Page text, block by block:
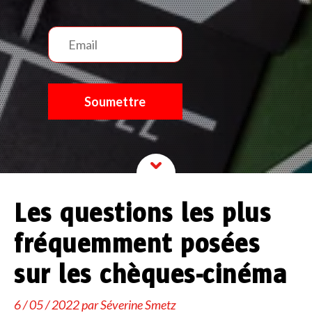
Les questions les plus
fréquemment posées
sur les chèques-cinéma
6 / 05 / 2022 parSéverine Smetz